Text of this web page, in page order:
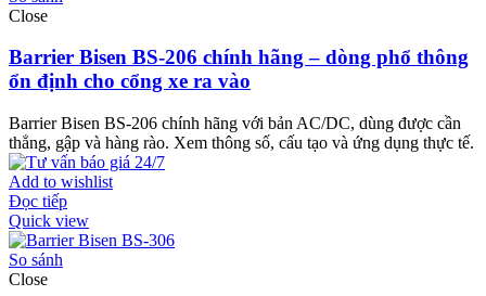
Close
Barrier Bisen BS-206 chính hãng – dòng phổ thông
ổn định cho cổng xe ra vào
Barrier Bisen BS-206 chính hãng với bản AC/DC, dùng được cần
thẳng, gập và hàng rào. Xem thông số, cấu tạo và ứng dụng thực tế.
Add to wishlist
Đọc tiếp
Quick view
So sánh
Close